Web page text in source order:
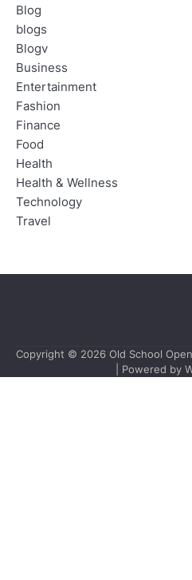
Blog
blogs
Blogv
Business
Entertainment
Fashion
Finance
Food
Health
Health & Wellness
Technology
Travel
Copyright © 2026 Old School Open
| Powered by